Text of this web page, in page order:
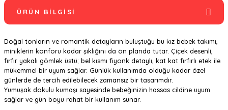
ÜRÜN BILGISI
Doğal tonların ve romantik detayların buluştuğu bu kız bebek takımı,
miniklerin konforu kadar şıklığını da ön planda tutar. Çiçek desenli,
fırfır yakalı gömlek üstü; bel kısmı fiyonk detaylı, kat kat fırfırlı etek ile
mükemmel bir uyum sağlar. Günlük kullanımda olduğu kadar özel
günlerde de tercih edilebilecek zamansız bir tasarımdır.
Yumuşak dokulu kumaşı sayesinde bebeğinizin hassas cildine uyum
sağlar ve gün boyu rahat bir kullanım sunar.